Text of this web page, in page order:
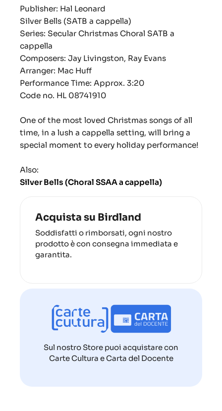
Publisher: Hal Leonard
Silver Bells (SATB a cappella)
Series: Secular Christmas Choral SATB a
cappella
Composers: Jay Livingston, Ray Evans
Arranger: Mac Huff
Performance Time: Approx. 3:20
Code no. HL 08741910
One of the most loved Christmas songs of all
time, in a lush a cappella setting, will bring a
special moment to every holiday performance!
Also:
Silver Bells (Choral SSAA a cappella)
Acquista su Birdland
Soddisfatti o rimborsati, ogni nostro
prodotto è con consegna immediata e
garantita.
Sul nostro Store puoi acquistare con
Carte Cultura e Carta del Docente